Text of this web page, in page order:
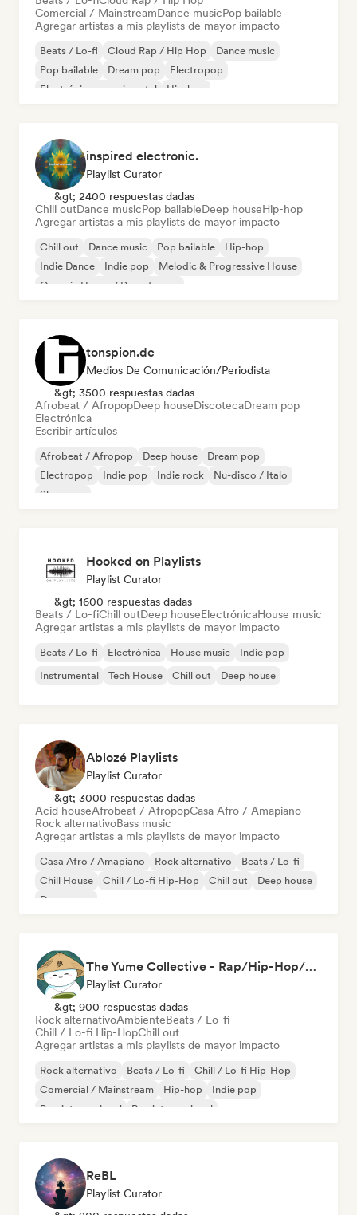
Comercial / MainstreamDance musicPop bailable
Agregar artistas a mis playlists de mayor impacto
Beats / Lo-fi Cloud Rap / Hip Hop
Dance music
Pop bailable
Dream pop
Electropop
Electrónica experimental
Hip-hop
inspired electronic.
Playlist Curator
&gt; 2400 respuestas dadas
Chill outDance musicPop bailableDeep houseHip-hop
Agregar artistas a mis playlists de mayor impacto
Chill out Dance music Pop bailable
Hip-hop
Indie Dance
Indie pop
Melodic & Progressive House
Organic House / Downtempo
tonspion.de
Medios De Comunicación/Periodista
&gt; 3500 respuestas dadas
Afrobeat / AfropopDeep houseDiscotecaDream pop
Electrónica
Escribir artículos
Afrobeat / Afropop Deep house
Dream pop
Electropop
Indie pop Indie rock
Nu-disco / Italo
Shoegaze
Hooked on Playlists
Playlist Curator
&gt; 1600 respuestas dadas
Beats / Lo-fiChill outDeep houseElectrónicaHouse music
Agregar artistas a mis playlists de mayor impacto
Beats / Lo-fi Electrónica House music
Indie pop
Instrumental
Tech House Chill out Deep house
Ablozé Playlists
Playlist Curator
&gt; 3000 respuestas dadas
Acid houseAfrobeat / AfropopCasa Afro / Amapiano
Rock alternativoBass music
Agregar artistas a mis playlists de mayor impacto
Casa Afro / Amapiano Rock alternativo
Beats / Lo-fi
Chill House
Chill / Lo-fi Hip-Hop Chill out
Deep house
Dream pop
The Yume Collective - Rap/Hip-Hop/Pop/Indie/Rock/Lo-fi & More.
Playlist Curator
&gt; 900 respuestas dadas
Rock alternativoAmbienteBeats / Lo-fi
Chill / Lo-fi Hip-HopChill out
Agregar artistas a mis playlists de mayor impacto
Rock alternativo Beats / Lo-fi
Chill / Lo-fi Hip-Hop
Comercial / Mainstream
Hip-hop
Indie pop
Pop internacional
Rap internacional
ReBL
Playlist Curator